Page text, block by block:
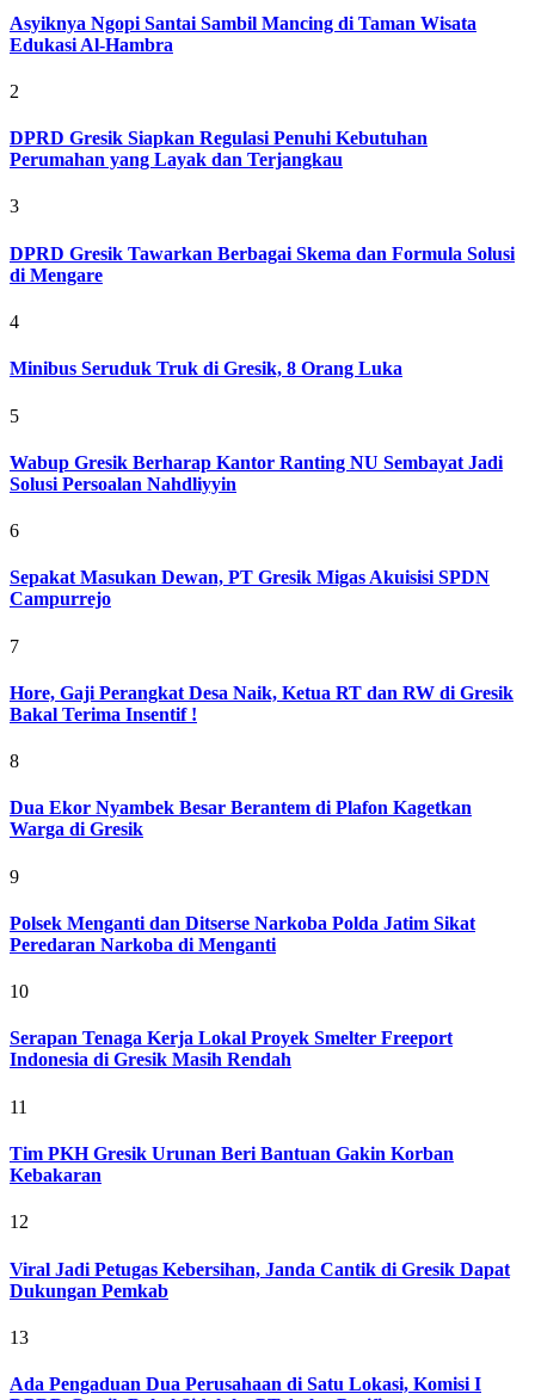
Asyiknya Ngopi Santai Sambil Mancing di Taman Wisata
Edukasi Al-Hambra
2
DPRD Gresik Siapkan Regulasi Penuhi Kebutuhan
Perumahan yang Layak dan Terjangkau
3
DPRD Gresik Tawarkan Berbagai Skema dan Formula Solusi
di Mengare
4
Minibus Seruduk Truk di Gresik, 8 Orang Luka
5
Wabup Gresik Berharap Kantor Ranting NU Sembayat Jadi
Solusi Persoalan Nahdliyyin
6
Sepakat Masukan Dewan, PT Gresik Migas Akuisisi SPDN
Campurrejo
7
Hore, Gaji Perangkat Desa Naik, Ketua RT dan RW di Gresik
Bakal Terima Insentif !
8
Dua Ekor Nyambek Besar Berantem di Plafon Kagetkan
Warga di Gresik
9
Polsek Menganti dan Ditserse Narkoba Polda Jatim Sikat
Peredaran Narkoba di Menganti
10
Serapan Tenaga Kerja Lokal Proyek Smelter Freeport
Indonesia di Gresik Masih Rendah
11
Tim PKH Gresik Urunan Beri Bantuan Gakin Korban
Kebakaran
12
Viral Jadi Petugas Kebersihan, Janda Cantik di Gresik Dapat
Dukungan Pemkab
13
Ada Pengaduan Dua Perusahaan di Satu Lokasi, Komisi I